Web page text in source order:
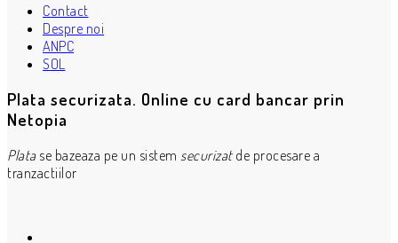
Contact
Despre noi
ANPC
SOL
Plata securizata. Online cu card bancar prin
Netopia
Platase bazeaza pe un sistem securizatde procesare a
tranzactiilor